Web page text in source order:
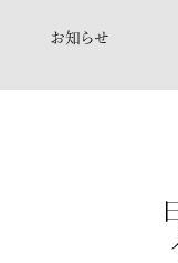
お知らせ